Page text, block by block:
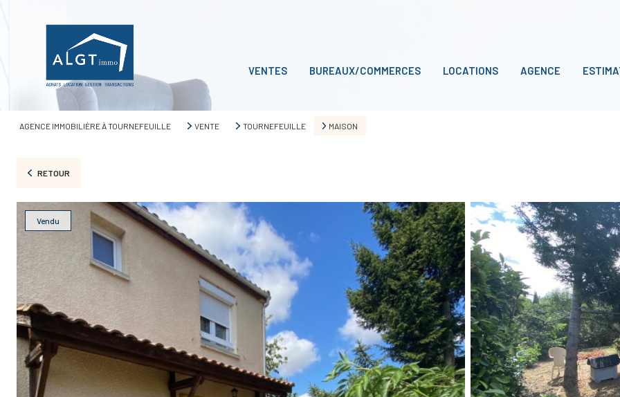
VENTES BUREAUX/COMMERCES LOCATIONS AGENCE
AGENCE IMMOBILIÈRE À TOURNEFEUILLE VENTE TOURNEFEUILLE MAISON
RETOUR
Vendu